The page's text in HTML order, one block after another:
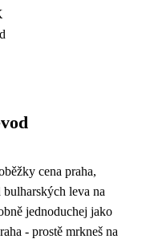
cena praha,
leva na
jednoduchej jako
- prostě mrkneš na